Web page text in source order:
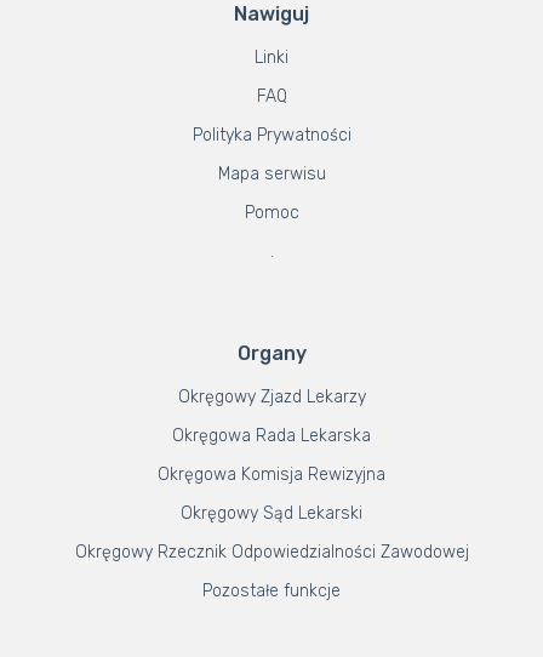
Nawiguj
Linki
FAQ
Polityka Prywatności
Mapa serwisu
Pomoc
.
Organy
Okręgowy Zjazd Lekarzy
Okręgowa Rada Lekarska
Okręgowa Komisja Rewizyjna
Okręgowy Sąd Lekarski
Okręgowy Rzecznik Odpowiedzialności Zawodowej
Pozostałe funkcje